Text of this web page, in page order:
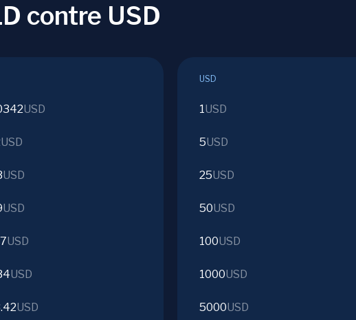
contre USD
USD
USD
USD
USD
USD
USD
USD
USD
1USD
5USD
25USD
50USD
100USD
1000USD
5000USD